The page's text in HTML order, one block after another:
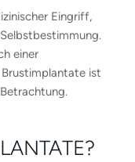
Eingriff,
einer
ist